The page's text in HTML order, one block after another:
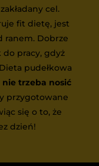
cel.
fit dietę, jest
ranem. Dobrze
do pracy, gdyż
pudełkowa
nie trzeba nosić
przygotowane
się o to, że
dzień!